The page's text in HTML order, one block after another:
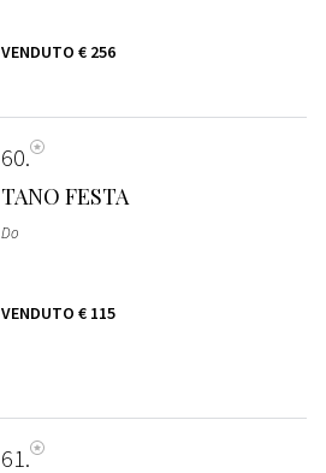
VENDUTO € 256
60
TANO FESTA
Do
VENDUTO € 115
61